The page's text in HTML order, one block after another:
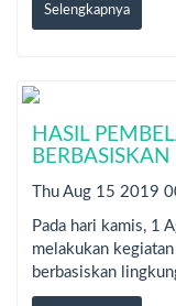
Selengkapnya
HASIL
Thu Aug 15 2019
Pada hari kamis, 1
melakukan
berbasiskan